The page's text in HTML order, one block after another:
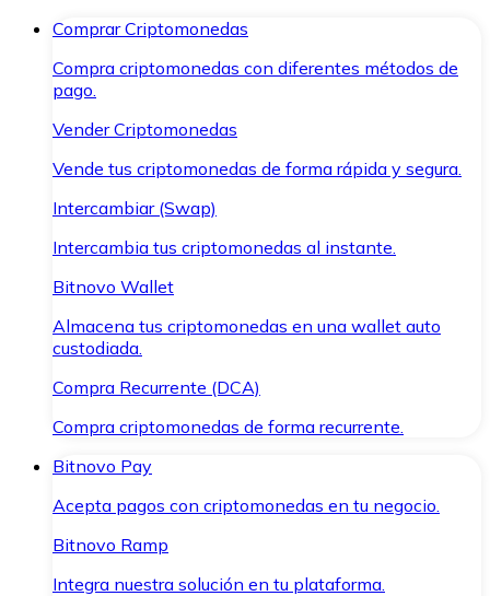
Comprar Criptomonedas
Compra criptomonedas con diferentes métodos de
pago.
Vender Criptomonedas
Vende tus criptomonedas de forma rápida y segura.
Intercambiar (Swap)
Intercambia tus criptomonedas al instante.
Bitnovo Wallet
Almacena tus criptomonedas en una wallet auto
custodiada.
Compra Recurrente (DCA)
Compra criptomonedas de forma recurrente.
Bitnovo Pay
Acepta pagos con criptomonedas en tu negocio.
Bitnovo Ramp
Integra nuestra solución en tu plataforma.